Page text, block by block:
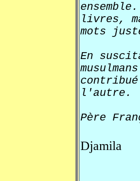
livres,
mots
En
l'autre.
Père
Djamila